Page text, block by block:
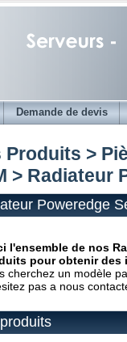
Demande de devis
Produits >
> Radiateur
Poweredge
l'ensemble de nos
pour obtenir des
cherchez un modèle
pas a nous